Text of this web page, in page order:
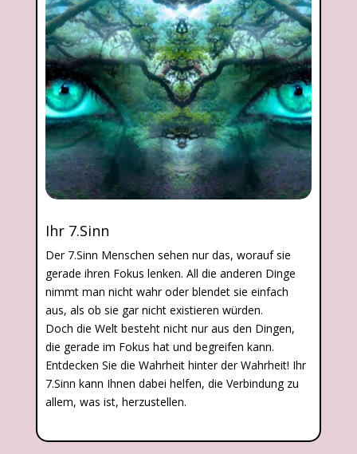
Ihr 7.Sinn
Der 7.Sinn Menschen sehen nur das, worauf sie
gerade ihren Fokus lenken. All die anderen Dinge
nimmt man nicht wahr oder blendet sie einfach
aus, als ob sie gar nicht existieren würden.
Doch die Welt besteht nicht nur aus den Dingen,
die gerade im Fokus hat und begreifen kann.
Entdecken Sie die Wahrheit hinter der Wahrheit! Ihr
7.Sinn kann Ihnen dabei helfen, die Verbindung zu
allem, was ist, herzustellen.